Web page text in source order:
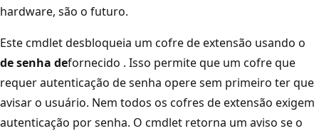
hardware, são o futuro.
Este cmdlet desbloqueia um cofre de extensão usando o
de senha defornecido . Isso permite que um cofre que
requer autenticação de senha opere sem primeiro ter que
avisar o usuário. Nem todos os cofres de extensão exigem
autenticação por senha. O cmdlet retorna um aviso se o